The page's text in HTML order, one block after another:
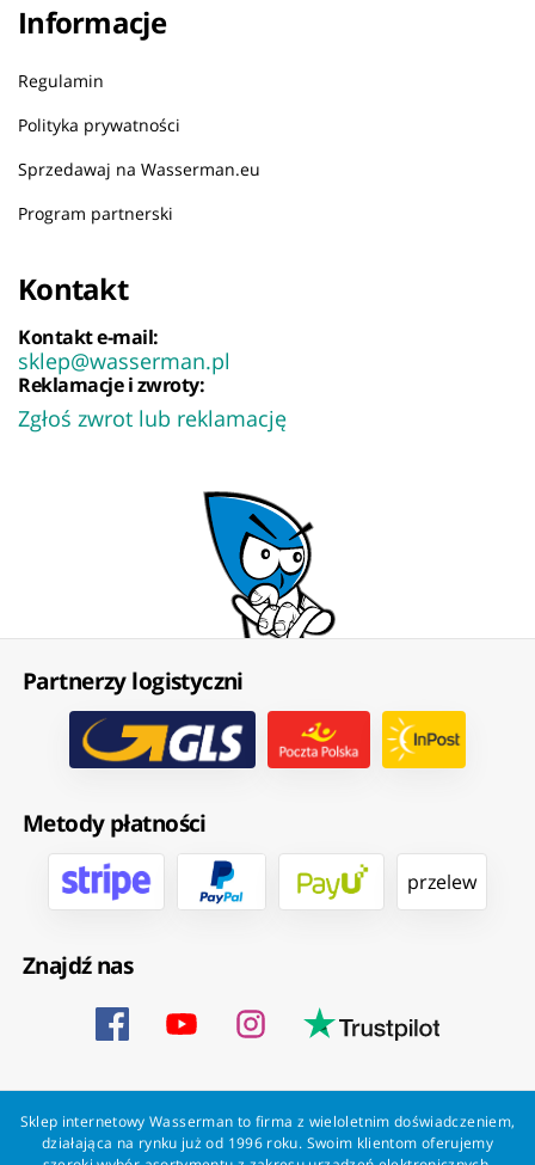
Informacje
Regulamin
Polityka prywatności
Sprzedawaj na Wasserman.eu
Program partnerski
Kontakt
Kontakt e-mail:
sklep@wasserman.pl
Reklamacje i zwroty:
Zgłoś zwrot lub reklamację
Partnerzy logistyczni
Metody płatności
przelew
Znajdź nas
Sklep internetowy Wasserman to firma z wieloletnim doświadczeniem,
działająca na rynku już od 1996 roku. Swoim klientom oferujemy